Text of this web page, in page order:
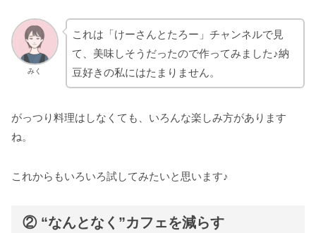
みく
これは「けーさんとたろー」チャンネルで見
て、美味しそうだったので作ってみました♪納
豆好きの私にはたまりません。
がっつり料理はしなくても、いろんな楽しみ方があります
ね。
これからもいろいろ試してみたいと思います♪
② “なんとなく”カフェを減らす